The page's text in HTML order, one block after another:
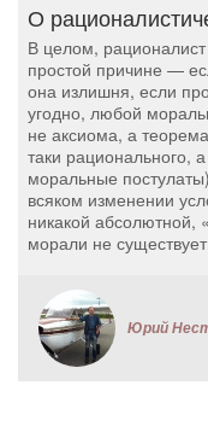
О
В целом,
простой причине —
она излишня, если
угодно, любой
не аксиома, а
таки рационального,
моральные
всяком изменении
никакой абсолютной,
морали не
Юрий